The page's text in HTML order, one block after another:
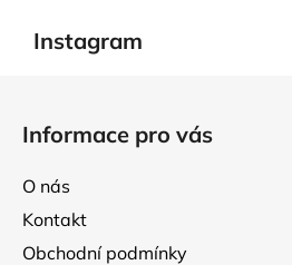
Instagram
Informace pro vás
O nás
Kontakt
Obchodní podmínky